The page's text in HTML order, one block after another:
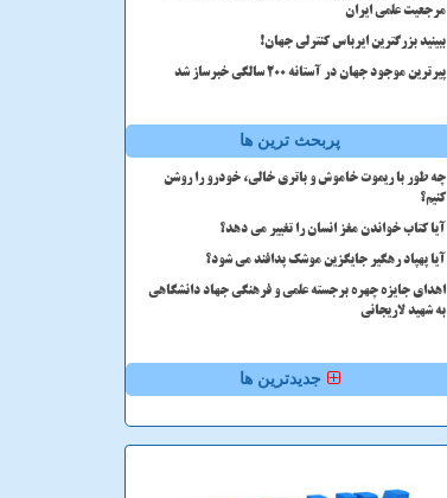
مرجعیت علمی ایران
ببینید بزرگترین ایرباس کنترلی جهان!
پیرترین موجود جهان در آستانه ۲۰۰ سالگی خبرساز شد
پربحث ترین ها
چه طور با ریموت خاموش و باتری خالی، خودرو را روشن
کنیم؟
آیا کتاب خواندن مغز انسان را تغییر می دهد؟
آیا پهپاد رهگیر جایگزین موشک پدافند می شود؟
اهدای جایزه چهره برجسته علمی و فرهنگی جهاد دانشگاهی
به شهید لاریجانی
جدیدترین ها